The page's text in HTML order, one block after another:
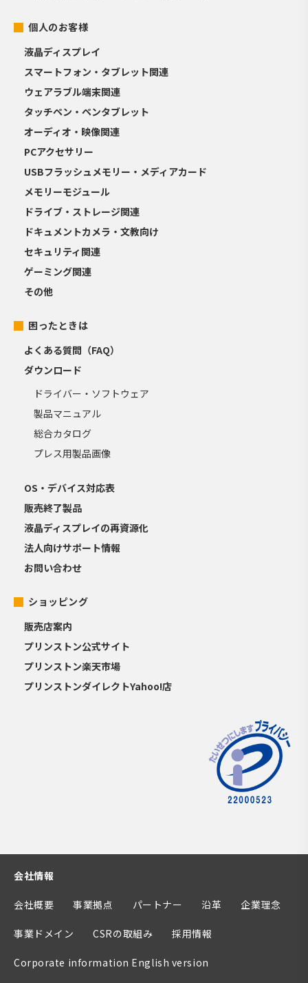
個人のお客様
液晶ディスプレイ
スマートフォン・タブレット関連
ウェアラブル端末関連
タッチペン・ペンタブレット
オーディオ・映像関連
PCアクセサリー
USBフラッシュメモリー・メディアカード
メモリーモジュール
ドライブ・ストレージ関連
ドキュメントカメラ・文教向け
セキュリティ関連
ゲーミング関連
その他
困ったときは
よくある質問（FAQ）
ダウンロード
ドライバー・ソフトウェア
製品マニュアル
総合カタログ
プレス用製品画像
OS・デバイス対応表
販売終了製品
液晶ディスプレイの再資源化
法人向けサポート情報
お問い合わせ
ショッピング
販売店案内
プリンストン公式サイト
プリンストン楽天市場
プリンストンダイレクトYahoo!店
会社情報
会社概要 事業拠点 パートナー 沿革 企業理念
事業ドメイン CSRの取組み 採用情報
Corporate information English version